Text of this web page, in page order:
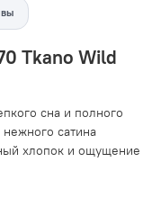
Tkano Wild
сна и полного
сатина
хлопок и ощущение